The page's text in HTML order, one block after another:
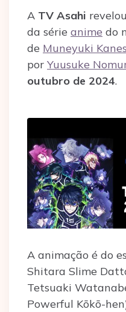
A TV Asahi
da série anime do
de Muneyuki
por Yuusuke
outubro de 2024.
A animação é do
Shitara Slime
Tetsuaki
Powerful Kōkō-